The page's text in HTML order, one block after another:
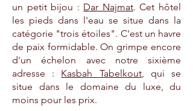
un petit bijou : Dar Najmat. Cet hôtel
les pieds dans l'eau se situe dans la
catégorie "trois étoiles". C'est un havre
de paix formidable. On grimpe encore
d'un échelon avec notre sixième
adresse : Kasbah Tabelkout, qui se
situe dans le domaine du luxe, du
moins pour les prix.